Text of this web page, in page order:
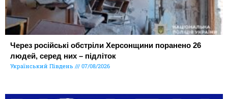
Через російські обстріли Херсонщини поранено 26
людей, серед них – підліток
Український Південь 07/08/2026